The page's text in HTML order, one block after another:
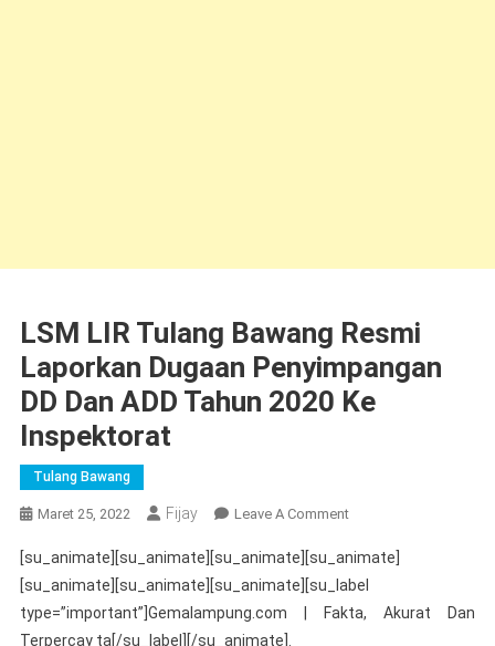
LSM LIR Tulang Bawang Resmi
Laporkan Dugaan Penyimpangan
DD Dan ADD Tahun 2020 Ke
Inspektorat
Tulang Bawang
Maret 25, 2022 Fijay Leave A CommentOn
LIR
Tulang
Bawang
[su_animate][su_animate][su_animate][su_animate]
[su_animate][su_animate][su_animate][su_label
type=”important”]Gemalampung.com | Fakta, Akurat Dan
Terpercay ta[/su_label][/su_animate].